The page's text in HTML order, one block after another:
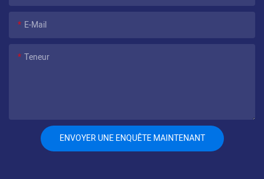
E-Mail
Teneur
ENVOYER UNE ENQUÊTE MAINTENANT